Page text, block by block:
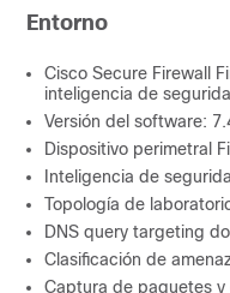
Entorno
Cisco Secure Firewall
inteligencia de
Versión del software:
Dispositivo perimetral
Inteligencia de
Topología de
DNS query targeting
Clasificación de
Captura de paquetes y